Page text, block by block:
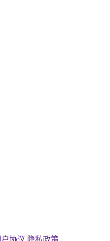
户协议 隐私政策